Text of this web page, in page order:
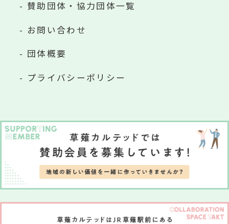
賛助団体・協力団体一覧
お問い合わせ
団体概要
プライバシーポリシー